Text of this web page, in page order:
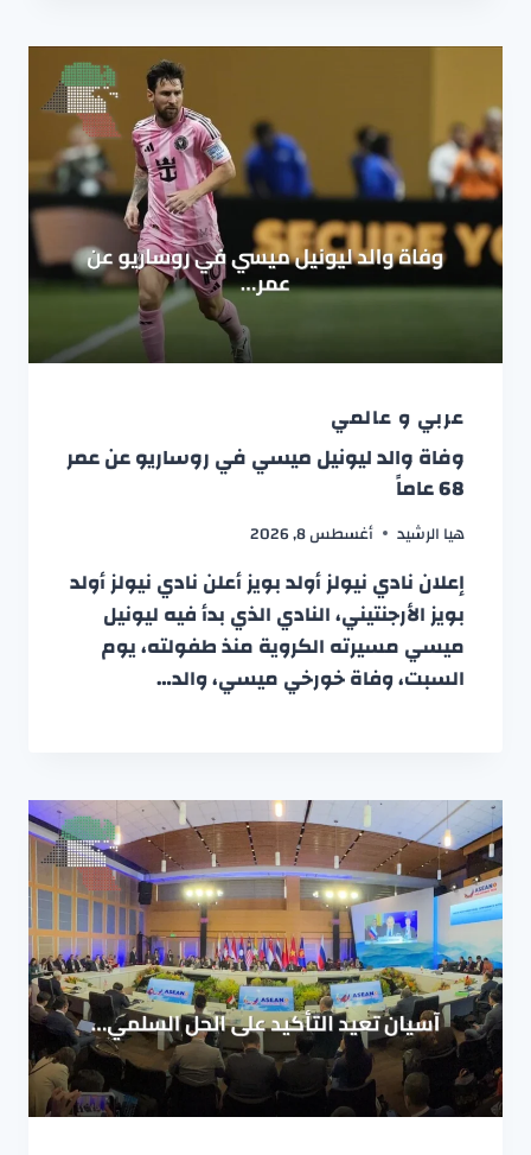
عربي و عالمي
وفاة والد ليونيل ميسي في روساريو عن عمر
68 عاماً
هيا الرشيد أغسطس 8, 2026
إعلان نادي نيولز أولد بويز أعلن نادي نيولز أولد
بويز الأرجنتيني، النادي الذي بدأ فيه ليونيل
ميسي مسيرته الكروية منذ طفولته، يوم
السبت، وفاة خورخي ميسي، والد…